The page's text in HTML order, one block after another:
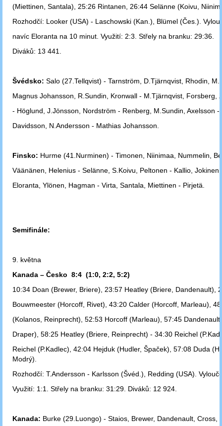
(Miettinen, Santala), 25:26 Rintanen, 26:44 Selänne (Koivu,
Rozhodčí: Looker (USA) - Laschowski (Kan.), Blümel (Čes.).
navíc Eloranta na 10 minut. Využití: 2:3. Střely na branku: 29:36.
Diváků: 13 441.
Švédsko: Salo (27.Tellqvist) - Tarnström, D.Tjärnqvist, Rhodin,
Magnus Johansson, R.Sundin, Kronwall - M.Tjärnqvist, Forsberg,
- Höglund, J.Jönsson, Nordström - Renberg, M.Sundin, Axelsson -
Davidsson, N.Andersson - Mathias Johansson.
Finsko: Hurme (41.Nurminen) - Timonen, Niinimaa, Nummelin,
Väänänen, Helenius - Selänne, S.Koivu, Peltonen - Kallio,
Eloranta, Ylönen, Hagman - Virta, Santala, Miettinen - Pirjetä.
Semifinále:
9. května
Kanada – Česko 8:4 (1:0, 2:2, 5:2)
10:34 Doan (Brewer, Briere), 23:57 Heatley (Briere, Dandenault),
Bouwmeester (Horcoff, Rivet), 43:20 Calder (Horcoff, Marleau),
(Kolanos, Reinprecht), 52:53 Horcoff (Marleau), 57:45 Dandenault
Draper), 58:25 Heatley (Briere, Reinprecht) - 34:30 Reichel
Reichel (P.Kadlec), 42:04 Hejduk (Hudler, Špaček), 57:08 Duda
Modrý).
Rozhodčí: T.Andersson - Karlsson (Švéd.), Redding (USA).
Využití: 1:1. Střely na branku: 31:29. Diváků: 12 924.
Kanada: Burke (29.Luongo) - Staios, Brewer, Dandenault, Cross,